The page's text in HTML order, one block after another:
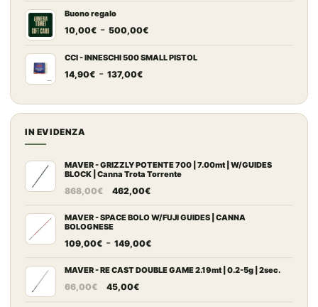
67,00€
da
a
69,50€
Buono regalo
10,00€ - 500,00€Fascia
prezzo:
a
500,00€
CCI - INNESCHI 500 SMALL PISTOL
14,90€ - 137,00€Fascia
prezzo:
da
137,00€
IN EVIDENZA
MAVER - GRIZZLY POTENTE 700 | 7.00mt | W/GUIDES
BLOCK | Canna Trota Torrente
868,00€
Il
originale
era:
868,00€.
462,00€Il
attuale
462,00€.
MAVER - SPACE BOLO W/FUJI GUIDES | CANNA
BOLOGNESE
109,00€ - 149,00€Fascia
prezzo:
MAVER - RE CAST DOUBLE GAME 2.19mt | 0.2-5g | 2sec.
66,00€
Il
45,00€Il